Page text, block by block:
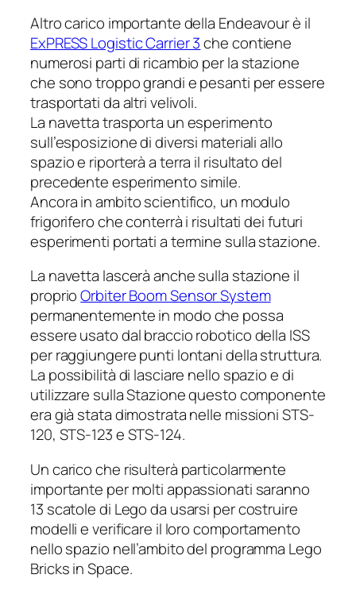
Altro carico importante della Endeavour è il
ExPRESS Logistic Carrier 3che contiene
numerosi parti di ricambio per la stazione
che sono troppo grandi e pesanti per essere
trasportati da altri velivoli.
La navetta trasporta un esperimento
sull’esposizione di diversi materiali allo
spazio e riporterà a terra il risultato del
precedente esperimento simile.
Ancora in ambito scientifico, un modulo
frigorifero che conterrà i risultati dei futuri
esperimenti portati a termine sulla stazione.
La navetta lascerà anche sulla stazione il
proprioOrbiter Boom Sensor System
permanentemente in modo che possa
essere usato dal braccio robotico della ISS
per raggiungere punti lontani della struttura.
La possibilità di lasciare nello spazio e di
utilizzare sulla Stazione questo componente
era già stata dimostrata nelle missioni STS-
120, STS-123 e STS-124.
Un carico che risulterà particolarmente
importante per molti appassionati saranno
13 scatole di Lego da usarsi per costruire
modelli e verificare il loro comportamento
nello spazio nell’ambito del programma Lego
Bricks in Space.